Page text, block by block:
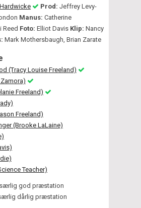
Prod: Jeffrey Levy-
Manus: Catherine
Reed Foto: Elliot Davis Klip: Nancy
Mark Mothersbaugh, Brian Zarate
(Tracy Louise Freeland)
Freeland)
Freeland)
(Brooke LaLaine)
Teacher)
særlig god præstation
dårlig præstation